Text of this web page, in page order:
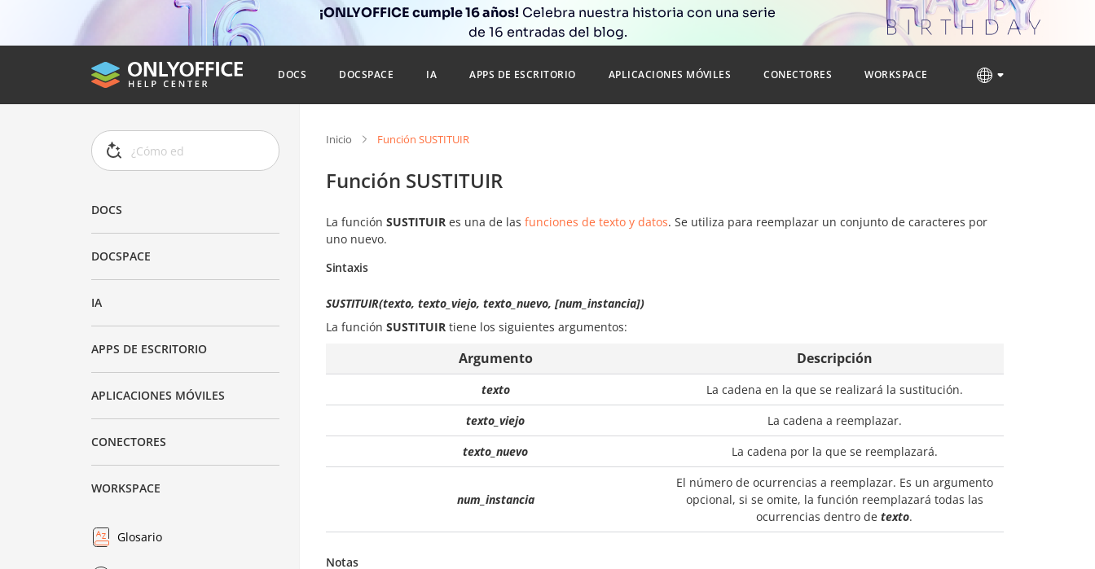
¡ONLYOFFICE cumple 16 años! Celebra nuestra historia con una serie
de 16 entradas del blog.
DOCS DOCSPACE IA APPS DE ESCRITORIO APLICACIONES MÓVILES CONECTORES WORKSPACE
DOCS
DOCSPACE
IA
APPS DE ESCRITORIO
APLICACIONES MÓVILES
CONECTORES
WORKSPACE
Glosario
Inicio Función SUSTITUIR
Función SUSTITUIR
La función SUSTITUIR es una de las funciones de texto y datos. Se utiliza para reemplazar un conjunto de caracteres por
uno nuevo.
Sintaxis
SUSTITUIR(texto, texto_viejo, texto_nuevo, [num_instancia])
La función SUSTITUIR tiene los siguientes argumentos:
Argumento Descripción
texto
La cadena en la que se realizará la sustitución.
texto_viejo
La cadena a reemplazar.
texto_nuevo
La cadena por la que se reemplazará.
num_instancia
El número de ocurrencias a reemplazar. Es un argumento
opcional, si se omite, la función reemplazará todas las
ocurrencias dentro de texto.
Notas